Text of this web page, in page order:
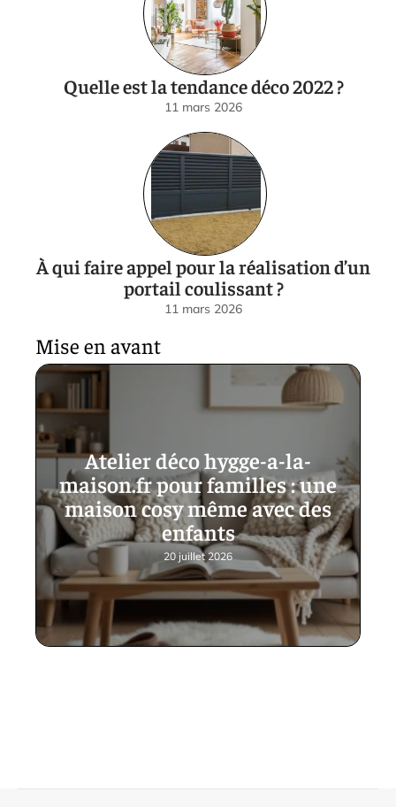
Quelle est la tendance déco 2022 ?
11 mars 2026
À qui faire appel pour la réalisation d’un
portail coulissant ?
11 mars 2026
Mise en avant
Atelier déco hygge-a-la-
maison.fr pour familles : une
maison cosy même avec des
enfants
20 juillet 2026